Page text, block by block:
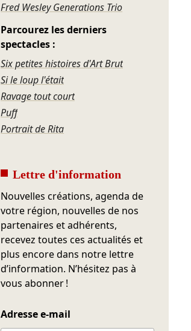
Fred Wesley Generations Trio
Parcourez les derniers
spectacles :
Six petites histoires d'Art Brut
Si le loup l'était
Ravage tout court
Puff
Portrait de Rita
Lettre d'information
Nouvelles créations, agenda de
votre région, nouvelles de nos
partenaires et adhérents,
recevez toutes ces actualités et
plus encore dans notre lettre
d’information. N’hésitez pas à
vous abonner !
Adresse e-mail